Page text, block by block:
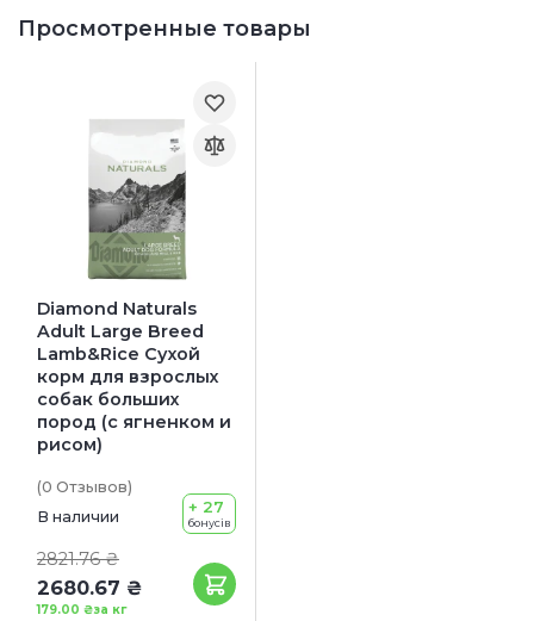
Просмотренные товары
Diamond Naturals
Adult Large Breed
Lamb&Rice Сухой
корм для взрослых
собак больших
пород (с ягненком и
рисом)
(0 Отзывов)
В наличии
2821.76 ₴
2680.67 ₴
за кг
179.00 ₴
+ 27
бонусів